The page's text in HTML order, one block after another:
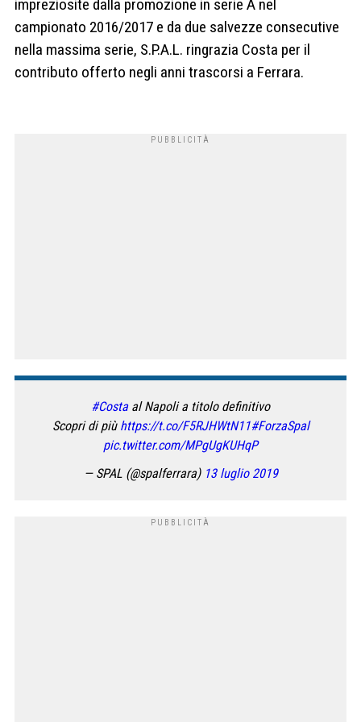
impreziosite dalla promozione in serie A nel
campionato 2016/2017 e da due salvezze consecutive
nella massima serie, S.P.A.L. ringrazia Costa per il
contributo offerto negli anni trascorsi a Ferrara.
#Costaal Napoli a titolo definitivo
Scopri di più https://t.co/F5RJHWtN11#ForzaSpal
pic.twitter.com/MPgUgKUHqP
— SPAL (@spalferrara) 13 luglio 2019